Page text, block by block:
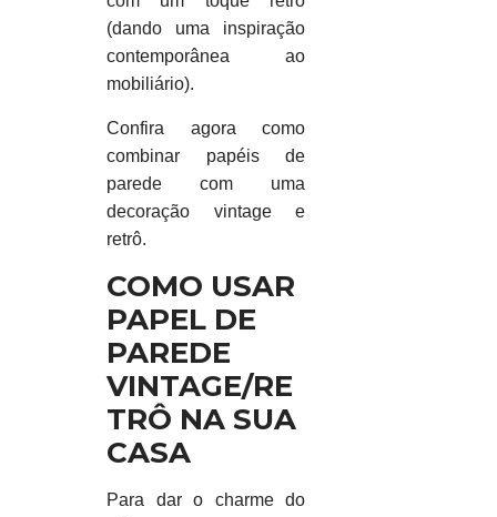
(dando uma inspiração
contemporânea ao
mobiliário).
Confira agora como
combinar papéis de
parede com uma
decoração vintage e
retrô.
COMO USAR
PAPEL DE
PAREDE
VINTAGE/RE
TRÔ NA SUA
CASA
Para dar o charme do